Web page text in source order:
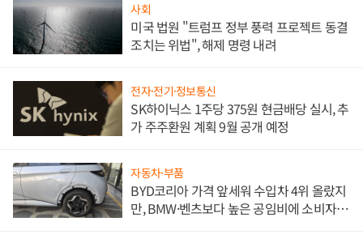
사회
미국 법원 "트럼프 정부 풍력 프로젝트 동결
조치는 위법", 해제 명령 내려
전자·전기·정보통신
SK하이닉스 1주당 375원 현금배당 실시, 추
가 주주환원 계획 9월 공개 예정
자동차·부품
BYD코리아 가격 앞세워 수입차 4위 올랐지
만, BMW·벤츠보다 높은 공임비에 소비자